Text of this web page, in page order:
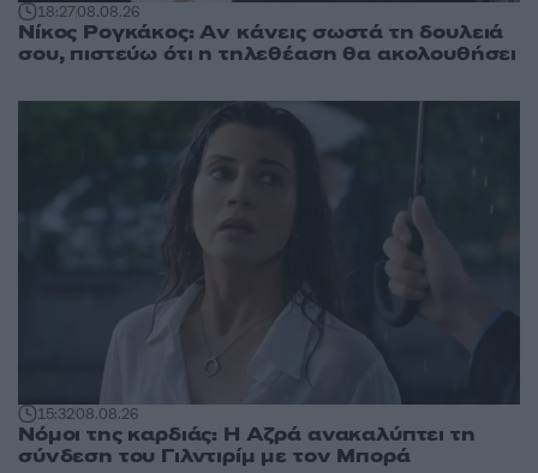
18:2708.08.26
Νίκος Ρογκάκος: Αν κάνεις σωστά τη δουλειά
σου, πιστεύω ότι η τηλεθέαση θα ακολουθήσει
15:3208.08.26
Νόμοι της καρδιάς: Η Αζρά ανακαλύπτει τη
σύνδεση του Γιλντιρίμ με τον Μπορά